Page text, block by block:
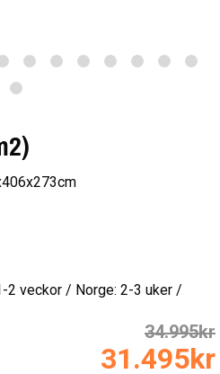
2 veckor / Norge: 2-3 uker /
34.995kr
31.495kr